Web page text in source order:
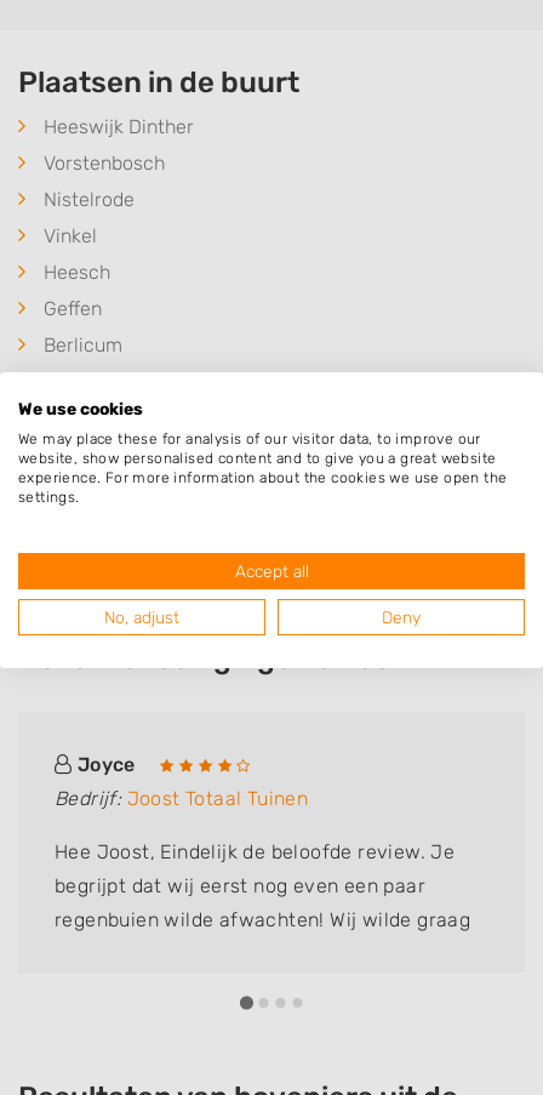
Plaatsen in de buurt
Heeswijk Dinther
Vorstenbosch
Nistelrode
Vinkel
Heesch
Geffen
Berlicum
Nuland
Uden
Schijndel
Joyce
Bedrijf: Joost Totaal Tuinen
Hee Joost, Eindelijk de beloofde review. Je
begrijpt dat wij eerst nog even een paar
regenbuien wilde afwachten! Wij wilde graag
Na verschillende reviews te hebben gelezen
We use cookies
We may place these for analysis of our visitor data, to improve our
website, show personalised content and to give you a great website
experience. For more information about the cookies we use open the
settings.
Accept all
No, adjust Deny